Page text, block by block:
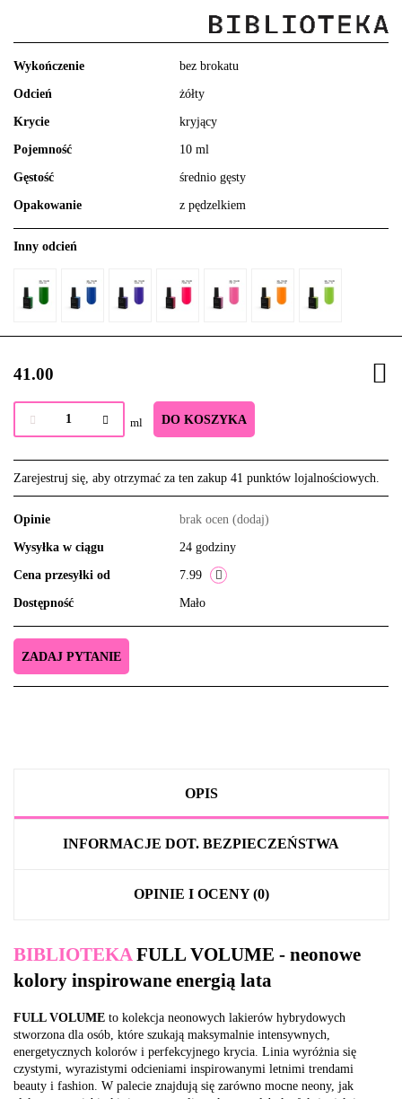
Wykończenie bez brokatu
Odcień żółty
Krycie kryjący
Pojemność 10 ml
Gęstość średnio gęsty
Opakowanie z pędzelkiem
Inny odcień
41.00
ml DO KOSZYKA
Zarejestruj się, aby otrzymać za ten zakup 41 punktów lojalnościowych.
Opinie brak ocen (dodaj)
Wysyłka w ciągu 24 godziny
Cena przesyłki od 7.99
Dostępność Mało
ZADAJ PYTANIE
OPIS
INFORMACJE DOT. BEZPIECZEŃSTWA
OPINIE I OCENY (0)
BIBLIOTEKAFULL VOLUME - neonowe
kolory inspirowane energią lata
FULL VOLUME to kolekcja neonowych lakierów hybrydowych
stworzona dla osób, które szukają maksymalnie intensywnych,
energetycznych kolorów i perfekcyjnego krycia. Linia wyróżnia się
czystymi, wyrazistymi odcieniami inspirowanymi letnimi trendami
beauty i fashion. W palecie znajdują się zarówno mocne neony, jak